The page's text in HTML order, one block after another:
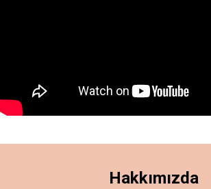
Hakkımızda